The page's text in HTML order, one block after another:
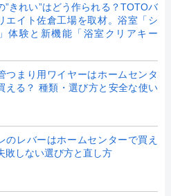
”きれい”はどう作られる？TOTOバ
エイト佐倉工場を取材。浴室「シ
体験と新機能「浴室クリアキー
つまり用ワイヤーはホームセンタ
える？ 種類・選び方と安全な使い
のレバーはホームセンターで買え
敗しない選び方と直し方